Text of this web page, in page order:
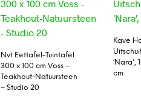
Nvt Eettafel-Tuintafel
300 x 100 cm Voss –
Teakhout-Natuursteen
– Studio 20
Kave
‘Nara’,
cm